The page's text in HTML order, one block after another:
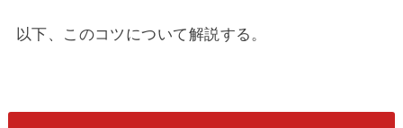
以下、このコツについて解説する。